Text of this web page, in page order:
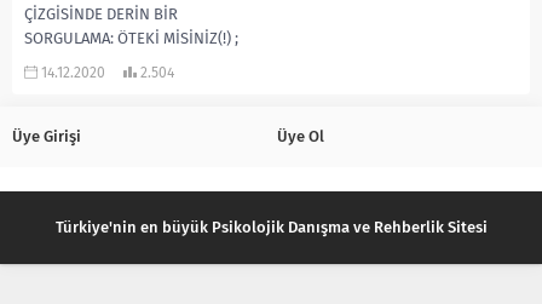
ÇİZGİSİNDE DERİN BİR
SORGULAMA: ÖTEKİ MİSİNİZ(!) ;
ÖTEKİLEŞTİREN Mİ? Kendine
14.12.2020 2.504
Üye Girişi Üye Ol
Türkiye'nin en büyük Psikolojik Danışma ve Rehberlik Sitesi